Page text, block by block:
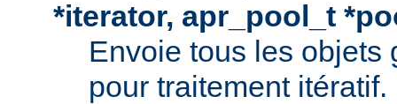
*iterator, apr_pool_t
Envoie tous les objets
pour traitement itératif.